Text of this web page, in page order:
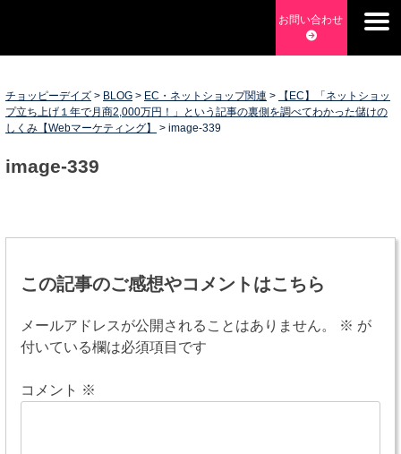
content
ムページ制作・Web開発・アプリ開発・コーチング チョッピ
ーデイズ ChoppyDays
お問い合わせ
チョッピーデイズ > BLOG > EC・ネットショップ関連 >
【EC】「ネットショッ
プ立ち上げ１年で月商2,000万円！」という記事の裏側を調べてわかった儲けの
しくみ【Webマーケティング】
> image-339
image-339
稿
ビ
ゲ
この記事のご感想やコメントはこちら
メールアドレスが公開されることはありません。 ※ が
付いている欄は必須項目です
コメント ※